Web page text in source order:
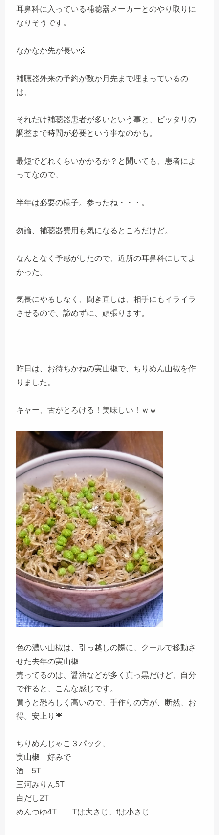
耳鼻科に入っている補聴器メーカーとのやり取りに
なりそうです。
なかなか先が長い💦
補聴器外来の予約が数か月先まで埋まっているの
は、
それだけ補聴器患者が多いという事と、ピッタリの
調整まで時間が必要という事なのかも。
最短でどれくらいかかるか？と聞いても、患者によ
ってなので、
半年は必要の様子。参ったね・・・。
勿論、補聴器費用も気になるところだけど。
なんとなく予感がしたので、近所の耳鼻科にしてよ
かった。
気長にやるしなく、聞き直しは、相手にもイライラ
させるので、諦めずに、頑張ります。
昨日は、お待ちかねの実山椒で、ちりめん山椒を作
りました。
キャー、舌がとろける！美味しい！ｗｗ
色の濃い山椒は、引っ越しの際に、クールで移動さ
せた去年の実山椒
売ってるのは、醤油などが多く真っ黒だけど、自分
で作ると、こんな感じです。
買うと恐ろしく高いので、手作りの方が、断然、お
得。安上り💗
ちりめんじゃこ３パック、
実山椒 好みで
酒 5T
三河みりん5T
白だし2T
めんつゆ4T Tは大さじ、tは小さじ